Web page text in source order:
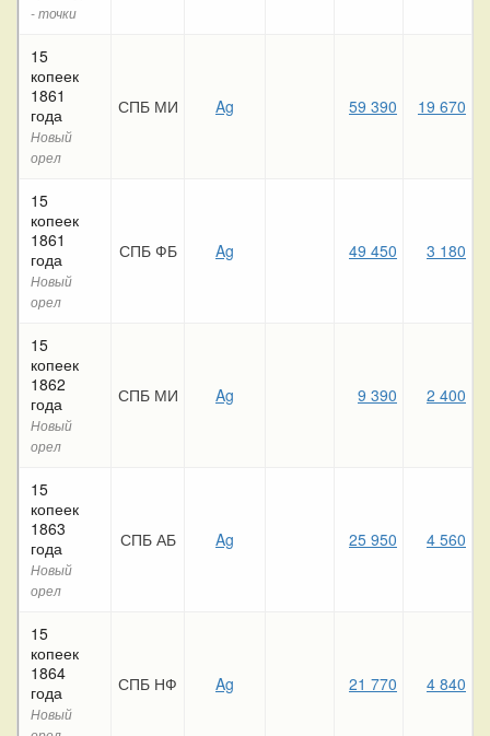
- точки
15
копеек
1861
года
Новый
орел
СПБ МИ Ag 59 390 19 670
15
копеек
1861
года
Новый
орел
СПБ ФБ Ag 49 450 3 180
15
копеек
1862
года
Новый
орел
СПБ МИ Ag 9 390 2 400
15
копеек
1863
года
Новый
орел
СПБ АБ Ag 25 950 4 560
15
копеек
1864
года
Новый
СПБ НФ Ag 21 770 4 840